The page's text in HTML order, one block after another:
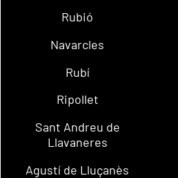
Rubió
Navarcles
Rubí
Ripollet
Sant Andreu de
Llavaneres
Agustí de Lluçanès